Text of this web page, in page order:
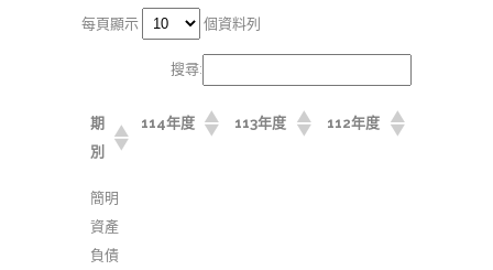
每頁顯示 個資料列
搜尋:
期
別
114年度 113年度 112年度
簡明
資產
負債